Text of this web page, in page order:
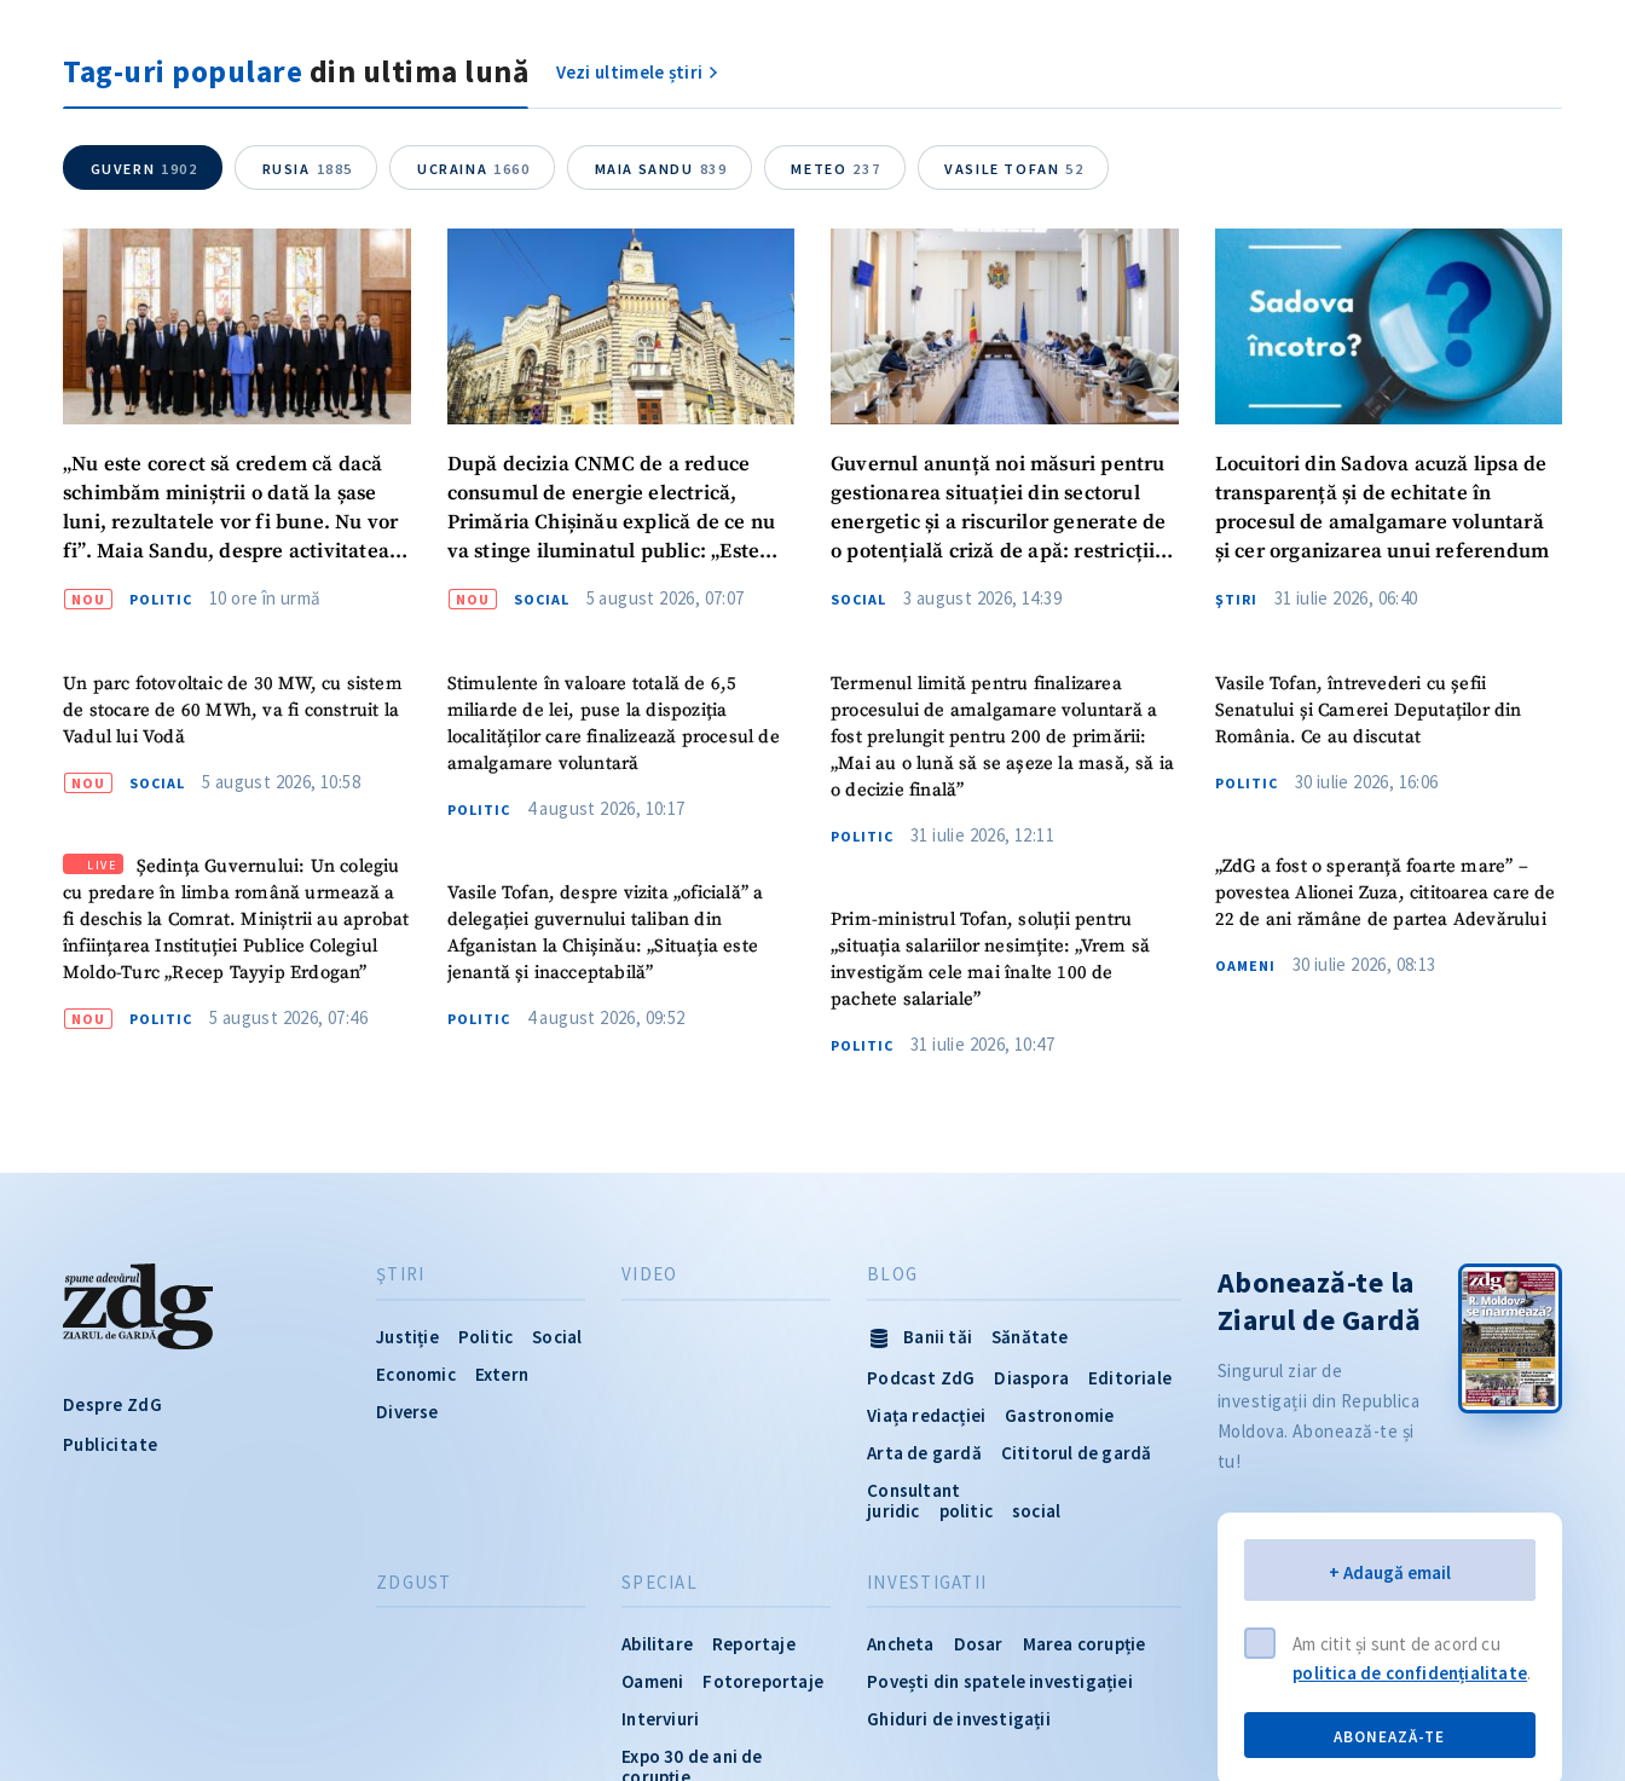
Tag-uri populare din ultima lună Vezi ultimele știri
GUVERN 1902 RUSIA 1885 UCRAINA 1660 MAIA SANDU 839 METEO 237 VASILE TOFAN 52
„Nu este corect să credem că dacă
schimbăm miniștrii o dată la șase
luni, rezultatele vor fi bune. Nu vor
fi”. Maia Sandu, despre activitatea
NOU POLITIC 10 ore în urmă
Un parc fotovoltaic de 30 MW, cu sistem
de stocare de 60 MWh, va fi construit la
Vadul lui Vodă
NOU SOCIAL 5 august 2026, 10:58
LIVE
Ședința Guvernului: Un colegiu
cu predare în limba română urmează a
fi deschis la Comrat. Miniștrii au aprobat
înființarea Instituției Publice Colegiul
Moldo-Turc „Recep Tayyip Erdogan”
NOU POLITIC 5 august 2026, 07:46
După decizia CNMC de a reduce
consumul de energie electrică,
Primăria Chișinău explică de ce nu
va stinge iluminatul public: „Este
NOU SOCIAL 5 august 2026, 07:07
Stimulente în valoare totală de 6,5
miliarde de lei, puse la dispoziția
localităților care finalizează procesul de
amalgamare voluntară
POLITIC 4 august 2026, 10:17
Vasile Tofan, despre vizita „oficială” a
delegației guvernului taliban din
Afganistan la Chișinău: „Situația este
jenantă și inacceptabilă”
POLITIC 4 august 2026, 09:52
Guvernul anunță noi măsuri pentru
gestionarea situației din sectorul
energetic și a riscurilor generate de
o potențială criză de apă: restricții
SOCIAL 3 august 2026, 14:39
Termenul limită pentru finalizarea
procesului de amalgamare voluntară a
fost prelungit pentru 200 de primării:
„Mai au o lună să se așeze la masă, să ia
o decizie finală”
POLITIC 31 iulie 2026, 12:11
Prim-ministrul Tofan, soluții pentru
„situația salariilor nesimțite: „Vrem să
investigăm cele mai înalte 100 de
pachete salariale”
POLITIC 31 iulie 2026, 10:47
Locuitori din Sadova acuză lipsa de
transparență și de echitate în
procesul de amalgamare voluntară
și cer organizarea unui referendum
ŞTIRI 31 iulie 2026, 06:40
Vasile Tofan, întrevederi cu șefii
Senatului și Camerei Deputaților din
România. Ce au discutat
POLITIC 30 iulie 2026, 16:06
„ZdG a fost o speranță foarte mare” –
povestea Alionei Zuza, cititoarea care de
22 de ani rămâne de partea Adevărului
OAMENI 30 iulie 2026, 08:13
Despre ZdG
Publicitate
ŞTIRI
Justiție Politic
Social
Economic
Extern
Diverse
INVESTIGATII
Ancheta Dosar
Marea corupție
Povești din spatele investigației
Ghiduri de investigații
VIDEO
SPECIAL
Abilitare
Reportaje
Oameni
Fotoreportaje
Interviuri
Expo 30 de ani de
BLOG
Banii tăi
Sănătate
Podcast ZdG
Diaspora
Editoriale
Viața redacției
Gastronomie
Arta de gardă
Cititorul de gardă
Consultant
juridic
politic social
ZDGUST
Abonează-te la
Ziarul de Gardă
Singurul ziar de
investigații din Republica
Moldova. Abonează-te și
tu!
+ Adaugă email
Am citit și sunt de acord cu
politica de confidențialitate.
ABONEAZĂ-TE
+ Mesajul știrei
Telefon + Telefon personal
Am citit și sunt de acord cupolitica de
confidențialitate.
TRIMITE ȘTIREA